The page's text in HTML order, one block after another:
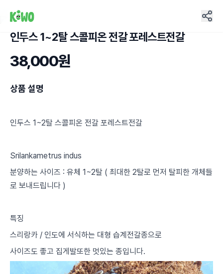
인두스 1~2탈 스콜피온 전갈 포레스트전갈
38,000원
상품 설명
인두스 1~2탈 스콜피온 전갈 포레스트전갈
Srilankametrus indus
분양하는 사이즈 : 유체 1~2탈 ( 최대한 2탈로 먼저 탈피한 개체들
로 보내드립니다 )
특징
스리랑카 / 인도에 서식하는 대형 습계전갈종으로
사이즈도 좋고 집게발또한 멋있는 종입니다.